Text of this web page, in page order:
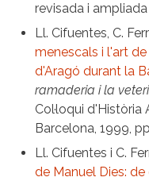
revisada i
Ll. Cifuentes, C.
menescals i l'art
d'Aragó durant la
ramaderia i la
Col·loqui d'Història
Barcelona, 1999,
Ll. Cifuentes i C.
de Manuel Dies: